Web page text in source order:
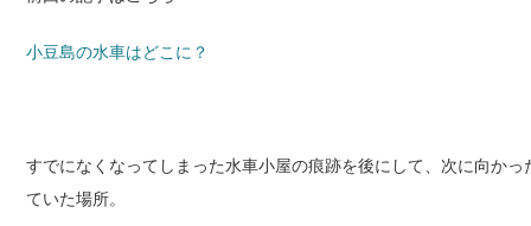
小豆島の水車はどこに？
すでになくなってしまった水車小屋の痕跡を後にして、次に向か
ていた場所。